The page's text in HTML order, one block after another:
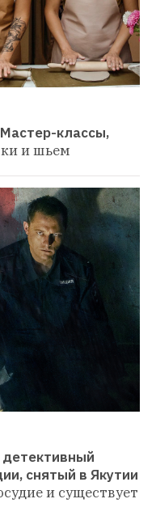
классы,
и шьем
снятый в Якутии
и существует